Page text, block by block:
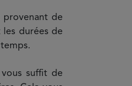
provenant de
durées de
suffit de